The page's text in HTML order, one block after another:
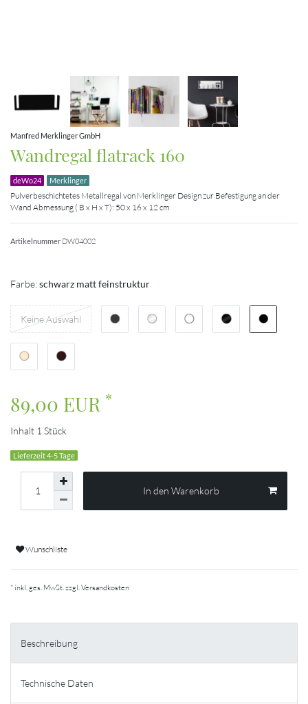
Manfred Merklinger GmbH
Wandregal flatrack 160
deWo24 Merklinger
Pulverbeschichtetes Metallregal von Merklinger Design zur Befestigung an der
Wand Abmessung ( B x H x T): 50 x 16 x 12 cm
Artikelnummer DW04002
Farbe:schwarz matt feinstruktur
Keine Auswahl
89,00 EUR *
Inhalt 1 Stück
Lieferzeit 4-5 Tage
In den Warenkorb
Wunschliste
* inkl. ges. MwSt. zzgl. Versandkosten
Beschreibung
Technische Daten